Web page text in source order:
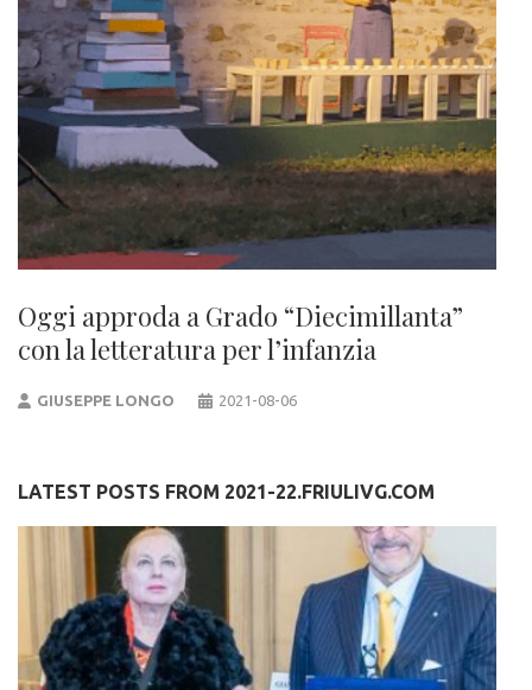
Oggi approda a Grado “Diecimillanta”
con la letteratura per l’infanzia
GIUSEPPE LONGO 2021-08-06
LATEST POSTS FROM 2021-22.FRIULIVG.COM